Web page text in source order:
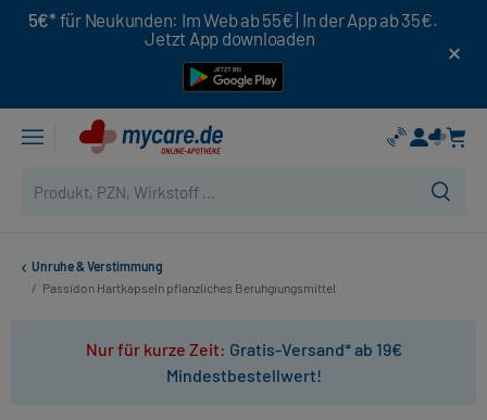
5€* für Neukunden: Im Web ab 55€ | In der App ab 35€.
Jetzt App downloaden
Unruhe & Verstimmung
/ Passidon Hartkapseln pflanzliches Beruhgiungsmittel
Nur für kurze Zeit: Gratis-Versand* ab 19€
Mindestbestellwert!